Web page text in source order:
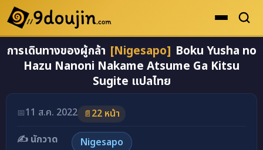
ดูเยอะสุด
คะแนนเยอะสุด
โดจินรูปสี
ระดับตำนาน
ยอดนิยม
การเดินทางของผู้กล้า [Nigesapo] Boku Yusha no
Hazu Nanoni Nakame Atsume Ga Kitsu
Sugite แปลไทย
อ่านโดจินภาพสี การเดินทางของผู้กล้า [Nigesapo]
📅11 ส.ค. 2022 📄22 หน้า
✍️ นักวาด
Nigesapo